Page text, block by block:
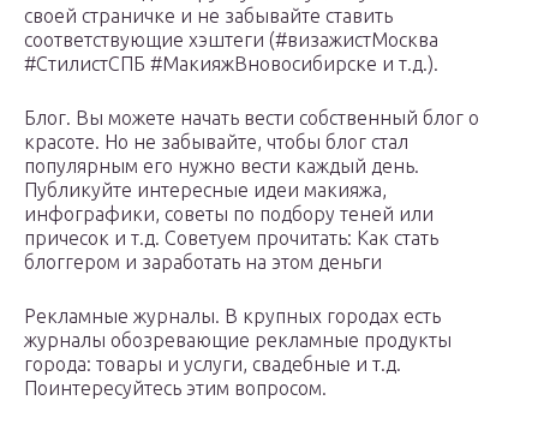
своей страничке и не забывайте ставить
соответствующие хэштеги (#визажистМосква
#СтилистСПБ #МакияжВновосибирске и т.д.).
Блог. Вы можете начать вести собственный блог о
красоте. Но не забывайте, чтобы блог стал
популярным его нужно вести каждый день.
Публикуйте интересные идеи макияжа,
инфографики, советы по подбору теней или
причесок и т.д. Советуем прочитать: Как стать
блоггером и заработать на этом деньги
Рекламные журналы. В крупных городах есть
журналы обозревающие рекламные продукты
города: товары и услуги, свадебные и т.д.
Поинтересуйтесь этим вопросом.